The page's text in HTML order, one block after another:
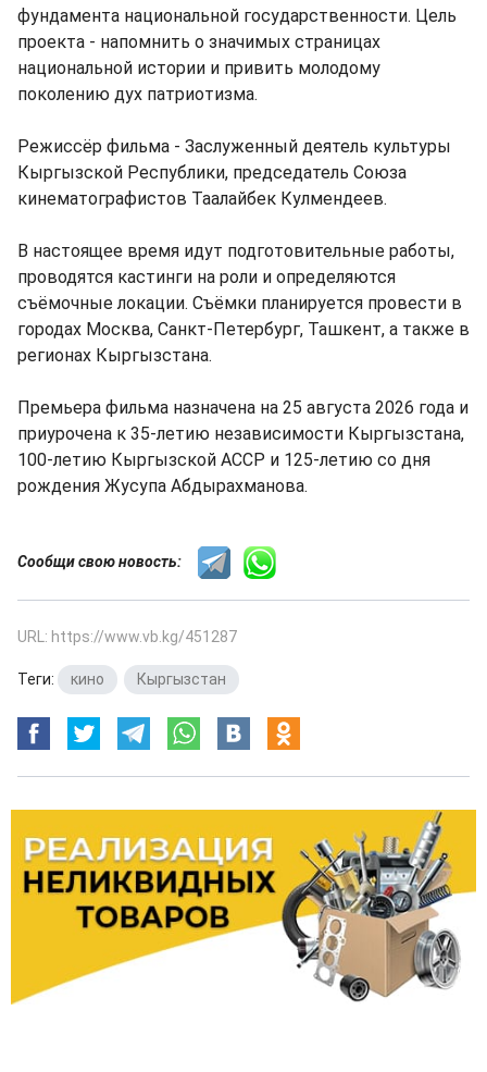
фундамента национальной государственности. Цель
проекта - напомнить о значимых страницах
национальной истории и привить молодому
поколению дух патриотизма.
Режиссёр фильма - Заслуженный деятель культуры
Кыргызской Республики, председатель Союза
кинематографистов Таалайбек Кулмендеев.
В настоящее время идут подготовительные работы,
проводятся кастинги на роли и определяются
съёмочные локации. Съёмки планируется провести в
городах Москва, Санкт-Петербург, Ташкент, а также в
регионах Кыргызстана.
Премьера фильма назначена на 25 августа 2026 года и
приурочена к 35-летию независимости Кыргызстана,
100-летию Кыргызской АССР и 125-летию со дня
рождения Жусупа Абдырахманова.
Сообщи свою новость:
URL: https://www.vb.kg/451287
Теги: кино Кыргызстан